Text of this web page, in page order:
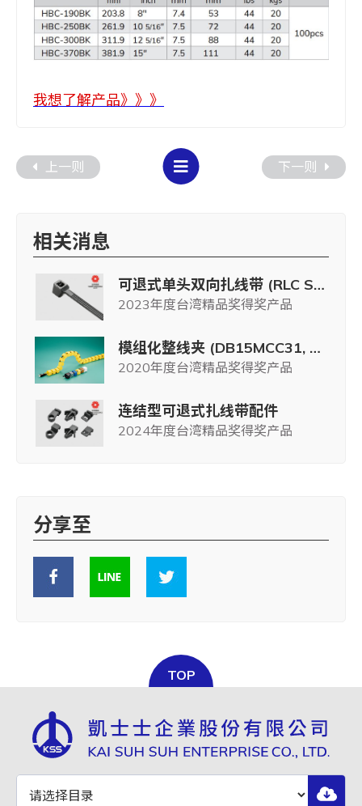
我想了解产品》》》
上一则 下一则
相关消息
可退式单头双向扎线带 (RLC Series)
2023年度台湾精品奖得奖产品
模组化整线夹 (DB15MCC31, DB15MCC36 Series)
2020年度台湾精品奖得奖产品
连结型可退式扎线带配件
2024年度台湾精品奖得奖产品
分享至
TOP